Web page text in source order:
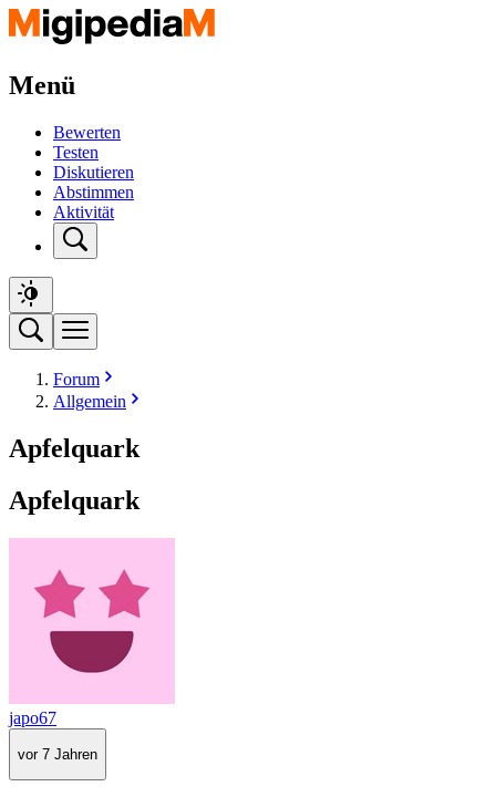
Menü
Bewerten
Testen
Diskutieren
Abstimmen
Aktivität
Forum
Allgemein
Apfelquark
Apfelquark
japo67
vor 7 Jahren